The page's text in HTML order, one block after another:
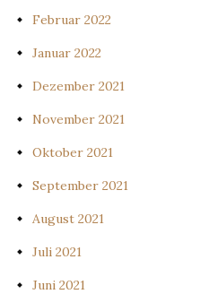
Februar 2022
Januar 2022
Dezember 2021
November 2021
Oktober 2021
September 2021
August 2021
Juli 2021
Juni 2021